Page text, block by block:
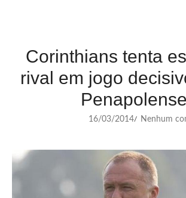
Corinthians tenta
rival em jogo
Penapolense
16/03/2014/ Nenhum